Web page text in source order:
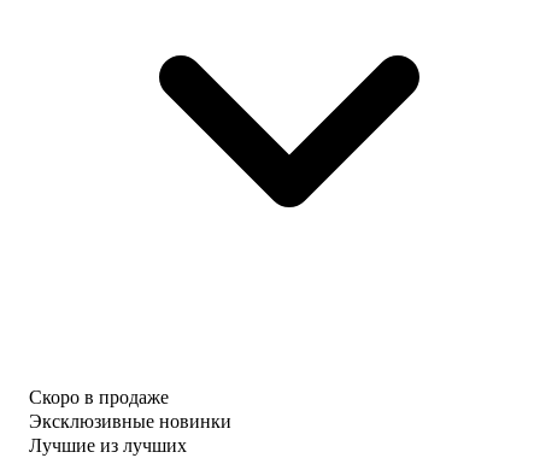
Скоро в продаже
Эксклюзивные новинки
Лучшие из лучших